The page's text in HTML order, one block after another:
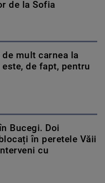
de la Sofia
de mult carnea la
de fapt, pentru
Bucegi. Doi
în peretele Văii
cu